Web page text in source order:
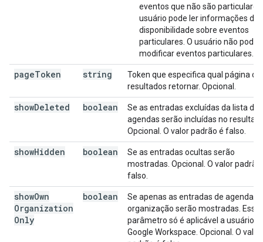
eventos que não são
usuário pode ler informações de
disponibilidade sobre eventos
particulares. O usuário não pode
modificar eventos particulares.
pageToken string
Token que especifica qual página de
resultados retornar. Opcional.
showDeleted boolean
Se as entradas excluídas da lista de
agendas serão incluídas no
Opcional. O valor padrão é falso.
showHidden boolean
Se as entradas ocultas serão
mostradas. Opcional. O valor padrão
falso.
showOwn
Organization
Only
boolean
Se apenas as entradas de agendas
organização serão mostradas. Esse
parâmetro só é aplicável a usuários
Google Workspace. Opcional. O valor